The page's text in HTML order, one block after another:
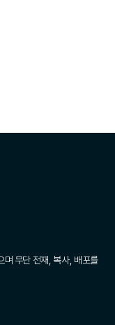
며 무단 전재, 복사, 배포를